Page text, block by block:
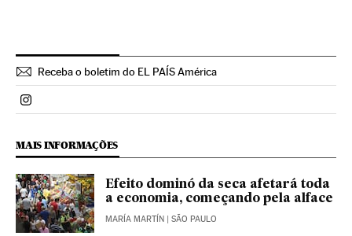
Receba o boletim do EL PAÍS América
Politica El País Brasil en Instagram
MAIS INFORMAÇÕES
Efeito dominó da seca afetará toda
a economia, começando pela alface
MARÍA MARTÍN | SÃO PAULO